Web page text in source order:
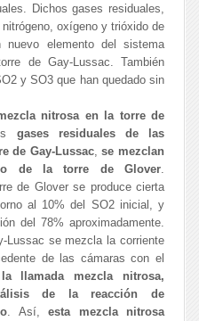
Dichos gases residuales,
oxígeno y trióxido de
nuevo elemento del sistema
de Gay-Lussac. También
y SO3 que han quedado sin
nitrosa en la torre de
gases residuales de las
de Gay-Lussac,se mezclan
de la torre de Glover
de Glover se produce cierta
al 10% del SO2 inicial, y
del 78% aproximadamente.
Lussac se mezcla la corriente
de las cámaras con el
llamada mezcla nitrosa,
de la reacción de
. Así, esta mezcla nitrosa